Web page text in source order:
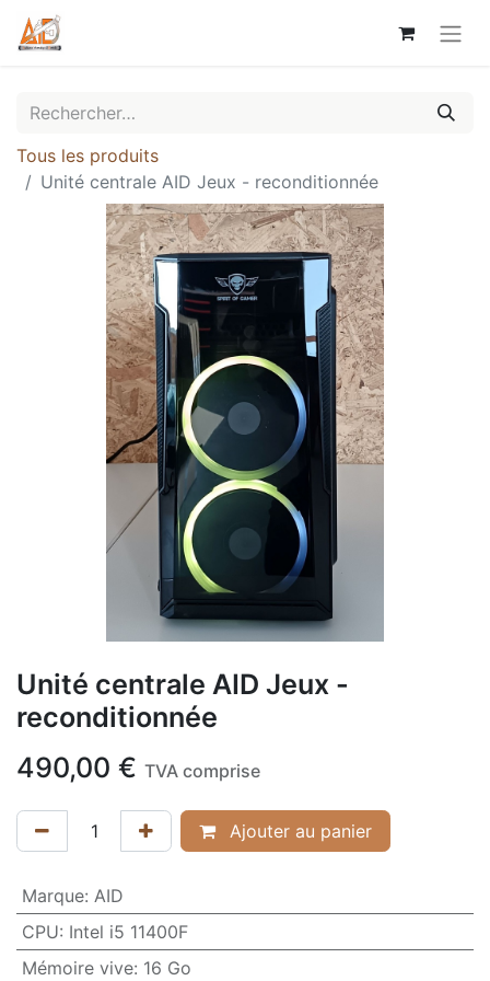
Tous les produits
Unité centrale AID Jeux - reconditionnée
Unité centrale AID Jeux -
reconditionnée
490,00 € TVA comprise
Ajouter au panier
Marque: AID
CPU: Intel i5 11400F
Mémoire vive: 16 Go